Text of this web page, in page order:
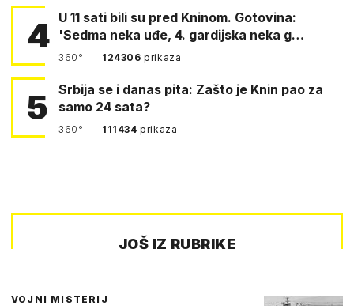
4 U 11 sati bili su pred Kninom. Gotovina:
'Sedma neka uđe, 4. gardijska neka g…
360° 124306prikaza
5
Srbija se i danas pita: Zašto je Knin pao za
samo 24 sata?
360° 111434prikaza
JOŠ IZ RUBRIKE
VOJNI MISTERIJ